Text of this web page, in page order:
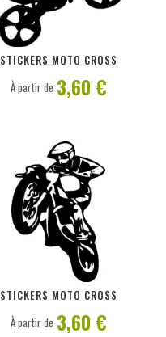
STICKERS MOTO CROSS
PERSONNALISER
À partir de 3,60 €
STICKERS MOTO CROSS
PERSONNALISER
À partir de 3,60 €